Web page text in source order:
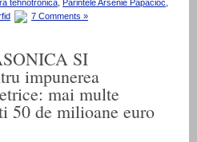
tehnotronica, Parintele Arsenie Papacioc,
7 Comments »
SI
impunerea
mai multe
50 de milioane euro